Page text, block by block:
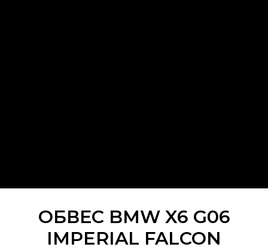
ОБВЕС BMW X6 G06
IMPERIAL FALCON